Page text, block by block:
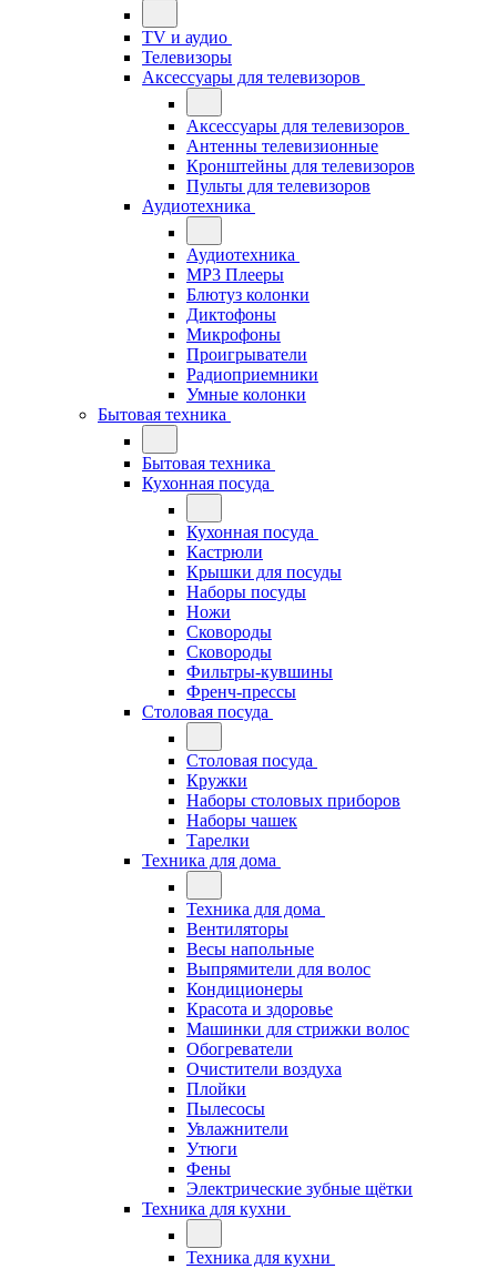
TV и аудио
Телевизоры
Аксессуары для телевизоров
Аксессуары для телевизоров
Антенны телевизионные
Кронштейны для телевизоров
Пульты для телевизоров
Аудиотехника
Аудиотехника
MP3 Плееры
Блютуз колонки
Диктофоны
Микрофоны
Проигрыватели
Радиоприемники
Умные колонки
Бытовая техника
Бытовая техника
Кухонная посуда
Кухонная посуда
Кастрюли
Крышки для посуды
Наборы посуды
Ножи
Сковороды
Сковороды
Фильтры-кувшины
Френч-прессы
Столовая посуда
Столовая посуда
Кружки
Наборы столовых приборов
Наборы чашек
Тарелки
Техника для дома
Техника для дома
Вентиляторы
Весы напольные
Выпрямители для волос
Кондиционеры
Красота и здоровье
Машинки для стрижки волос
Обогреватели
Очистители воздуха
Плойки
Пылесосы
Увлажнители
Утюги
Фены
Электрические зубные щётки
Техника для кухни
Техника для кухни